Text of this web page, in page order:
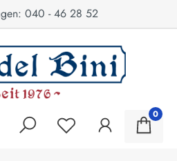
040 - 46 28 52
0